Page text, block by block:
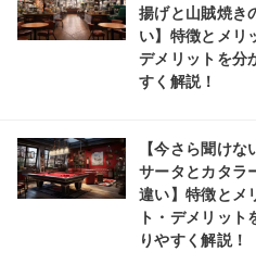
揚げと山賊焼き
い】特徴とメリ
デメリットを分
すく解説！
【今さら聞けな
サータとカタラ
違い】特徴とメ
ト・デメリット
りやすく解説！